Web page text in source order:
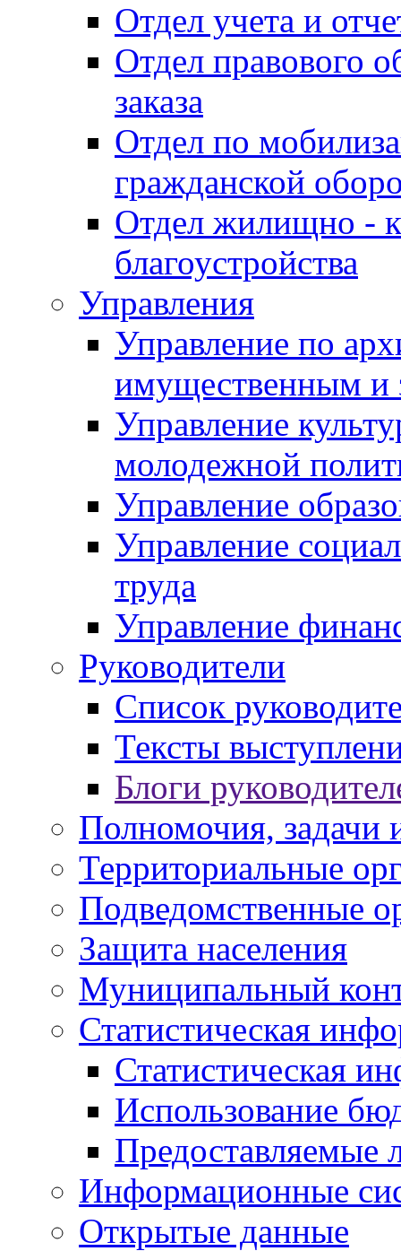
Отдел учета и
Отдел правового
заказа
Отдел по
гражданской
Отдел жилищно -
благоустройства
Управления
Управление по
имущественным и
Управление
молодежной
Управление
Управление
труда
Управление
Руководители
Список
Тексты
Блоги
Полномочия, задачи
Территориальные
Подведомственные
Защита населения
Муниципальный
Статистическая
Статистическая
Использование
Предоставляемые
Информационные
Открытые данные